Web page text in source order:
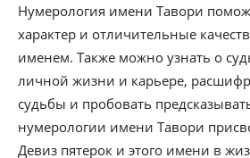
Нумерология имени Тавори
характер и отличительные
именем. Также можно узнать о
личной жизни и карьере,
судьбы и пробовать
нумерологии имени Тавори
Девиз пятерок и этого имени в